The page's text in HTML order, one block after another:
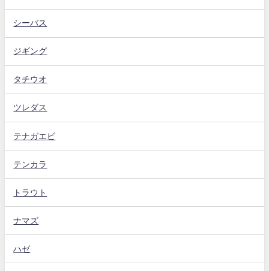
シーバス
ジギング
タチウオ
ツレダス
テナガエビ
テンカラ
トラウト
ナマズ
ハゼ